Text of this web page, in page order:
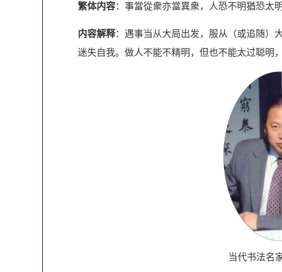
繁体内容：事當從衆亦當異衆，人恐不明猶恐
内容解释：遇事当从大局出发，服从（或追随）
迷失自我。做人不能不精明，但也不能太过聪明
当代书法名